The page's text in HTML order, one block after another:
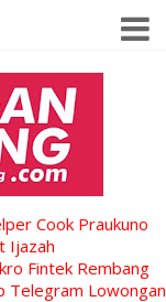
Cook Praukuno
Ijazah
Fintek Rembang
Telegram Lowongan